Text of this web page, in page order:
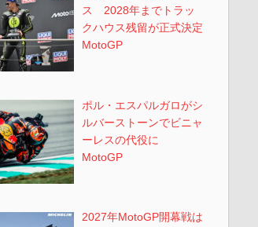
ス 2028年までトラッ
クハウス残留が正式決定
MotoGP
ポル・エスパルガロがシ
ルバーストーンでビニャ
ーレスの代役に
MotoGP
2027年MotoGP開幕戦は